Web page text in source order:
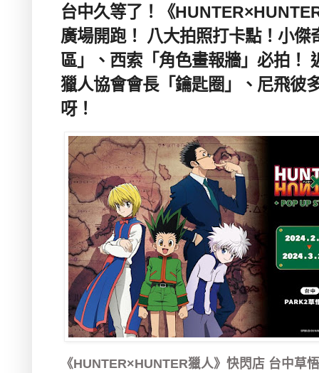
台中久等了！《
廣場開跑！ 八大拍照打卡點！小傑
區」、西索「角色畫報牆」必拍！
獵人協會會長「鑰匙圈」、尼飛彼
呀！
《HUNTER×HUNTER獵人》快閃店 台中草